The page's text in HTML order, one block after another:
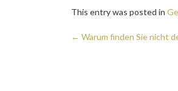
This entry was posted in
Post
← Warum finden Sie nicht